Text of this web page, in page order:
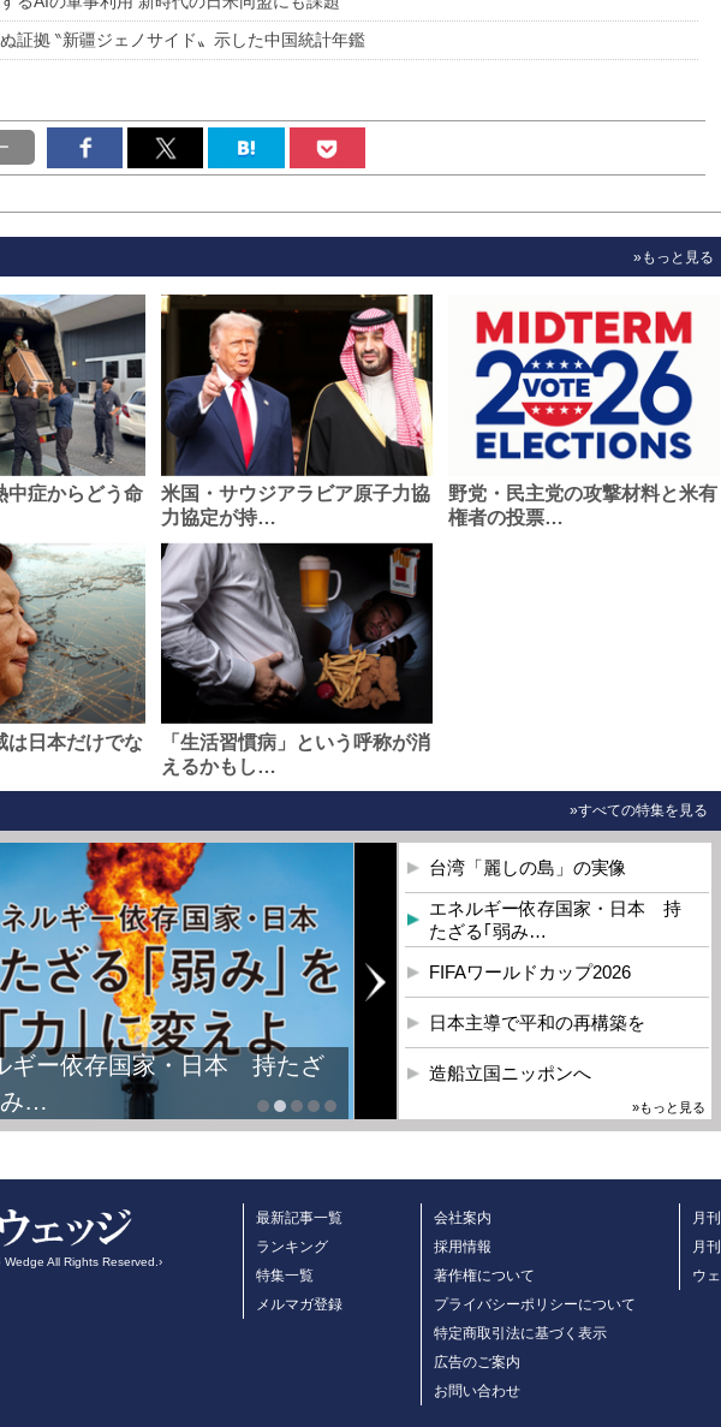
証拠 ‶新疆ジェノサイド〟示した中国統計年鑑
»もっと見る
中症からどう命
米国・サウジアラビア原子力協
力協定が持…
野党・民主党の攻撃材料と米有
権者の投票…
は日本だけでな
「生活習慣病」という呼称が消
えるかもし…
»すべての特集を見る
ギー依存国家・日本 持たざ
み…
台湾「麗しの島」の実像
エネルギー依存国家・日本 持
たざる｢弱み…
FIFAワールドカップ2026
日本主導で平和の再構築を
造船立国ニッポンへ
»もっと見る
All Rights Reserved.›
最新記事一覧
ランキング
特集一覧
メルマガ登録
会社案内
採用情報
著作権について
プライバシーポリシーについて
特定商取引法に基づく表示
広告のご案内
お問い合わせ
月
月
ウ